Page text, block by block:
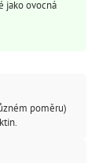
jako ovocná
poměru)